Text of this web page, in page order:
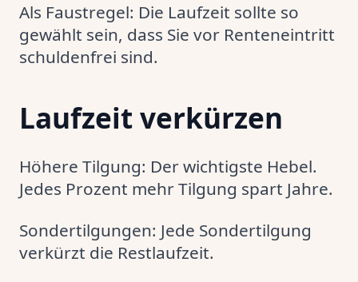
Als Faustregel: Die Laufzeit sollte so
gewählt sein, dass Sie vor Renteneintritt
schuldenfrei sind.
Laufzeit verkürzen
Höhere Tilgung: Der wichtigste Hebel.
Jedes Prozent mehr Tilgung spart Jahre.
Sondertilgungen: Jede Sondertilgung
verkürzt die Restlaufzeit.